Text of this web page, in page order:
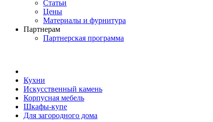
Статьи
Цены
Материалы и фурнитура
Партнерам
Партнерская программа
Кухни
Искусственный камень
Корпусная мебель
Шкафы-купе
Для загородного дома